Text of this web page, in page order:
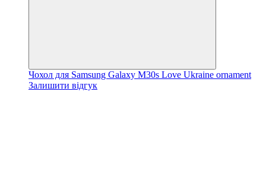
Чохол для Samsung Galaxy M30s Love Ukraine ornament
Залишити відгук